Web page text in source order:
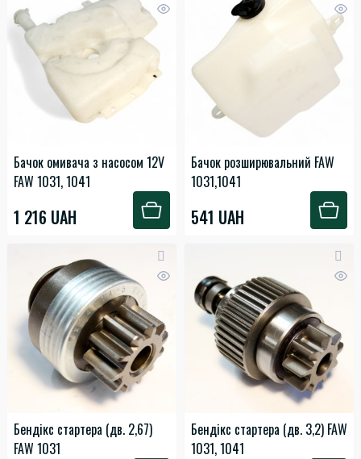
Бачок омивача з насосом 12V
FAW 1031, 1041
1 216 UAH
Бачок розширювальний FAW
1031,1041
541 UAH
Бендікс стартера (дв. 2,67)
FAW 1031
Бендікс стартера (дв. 3,2) FAW
1031, 1041